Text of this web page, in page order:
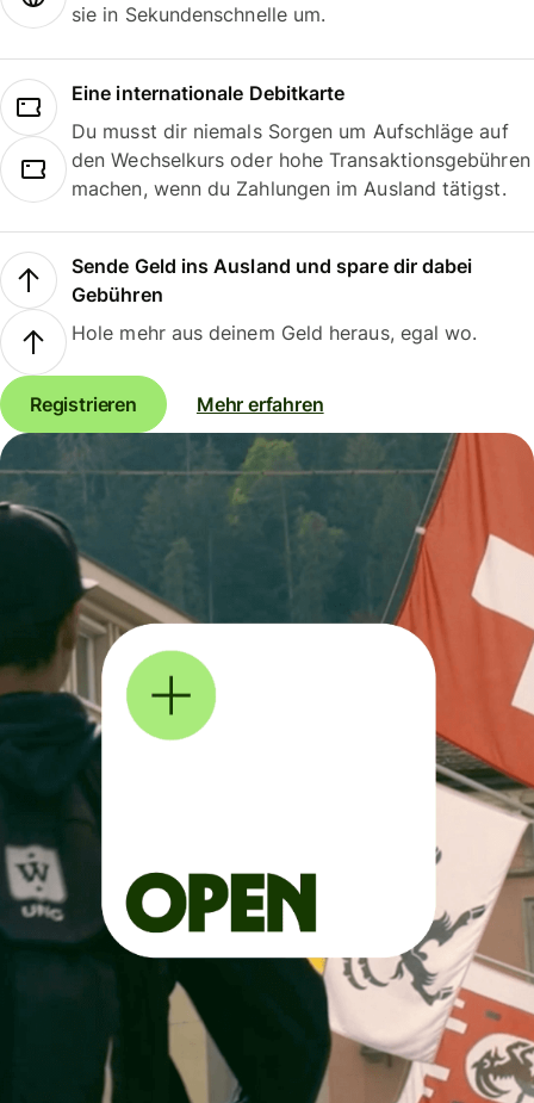
sie in Sekundenschnelle um.
Eine internationale Debitkarte
Du musst dir niemals Sorgen um Aufschläge auf
den Wechselkurs oder hohe Transaktionsgebühren
machen, wenn du Zahlungen im Ausland tätigst.
Sende Geld ins Ausland und spare dir dabei
Gebühren
Hole mehr aus deinem Geld heraus, egal wo.
Registrieren Mehr erfahren